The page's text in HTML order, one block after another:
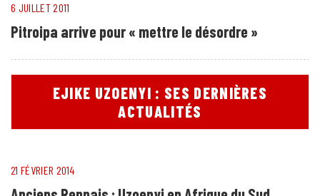
6 JUILLET 2011
Pitroipa arrive pour « mettre le désordre »
EJIKE UZOENYI : SES DERNIÈRES
ACTUALITÉS
21 FÉVRIER 2014